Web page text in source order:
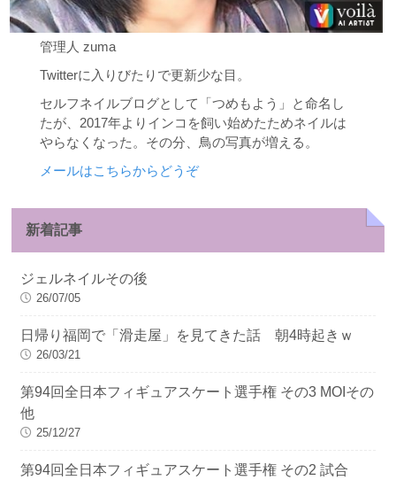
管理人 zuma
Twitterに入りびたりで更新少な目。
セルフネイルブログとして「つめもよう」と命名し
たが、2017年よりインコを飼い始めたためネイルは
やらなくなった。その分、鳥の写真が増える。
メールはこちらからどうぞ
新着記事
ジェルネイルその後
26/07/05
日帰り福岡で「滑走屋」を見てきた話 朝4時起きｗ
26/03/21
第94回全日本フィギュアスケート選手権 その3 MOIその
他
25/12/27
第94回全日本フィギュアスケート選手権 その2 試合